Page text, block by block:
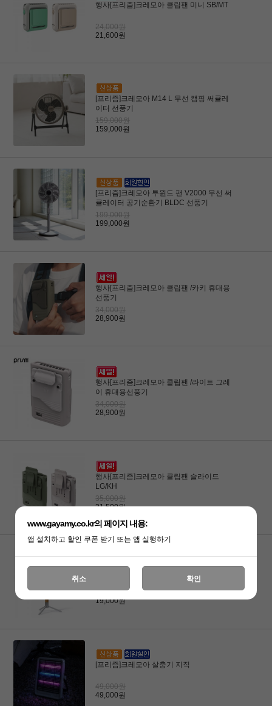
행사[프리즘]크레모아 클립팬 미니 SB/MT
24,000원
21,600원
[프리즘]크레모아 M14 L 무선 캠핑 써큘레
이터 선풍기
159,000원
159,000원
[프리즘]크레모아 투윈드 팬 V2000 무선 써
큘레이터 공기순환기 BLDC 선풍기
199,000원
199,000원
행사[프리즘]크레모아 클립팬 /카키 휴대용
선풍기
34,000원
28,900원
행사[프리즘]크레모아 클립팬 /라이트 그레
이 휴대용선풍기
34,000원
28,900원
행사[프리즘]크레모아 클립팬 슬라이드
LG/KH
35,000원
31,500원
[프리즘]크레모아 테이블 스탠드
19,000원
19,000원
[프리즘]크레모아 살충기 지직
49,000원
49,000원
www.gayamy.co.kr의 페이지 내용:
앱 설치하고 할인 쿠폰 받기 또는 앱 실행하기
취소 확인